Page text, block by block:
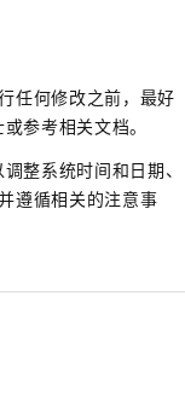
任何修改之前，最好
参考相关文档。
整系统时间和日期、
遵循相关的注意事